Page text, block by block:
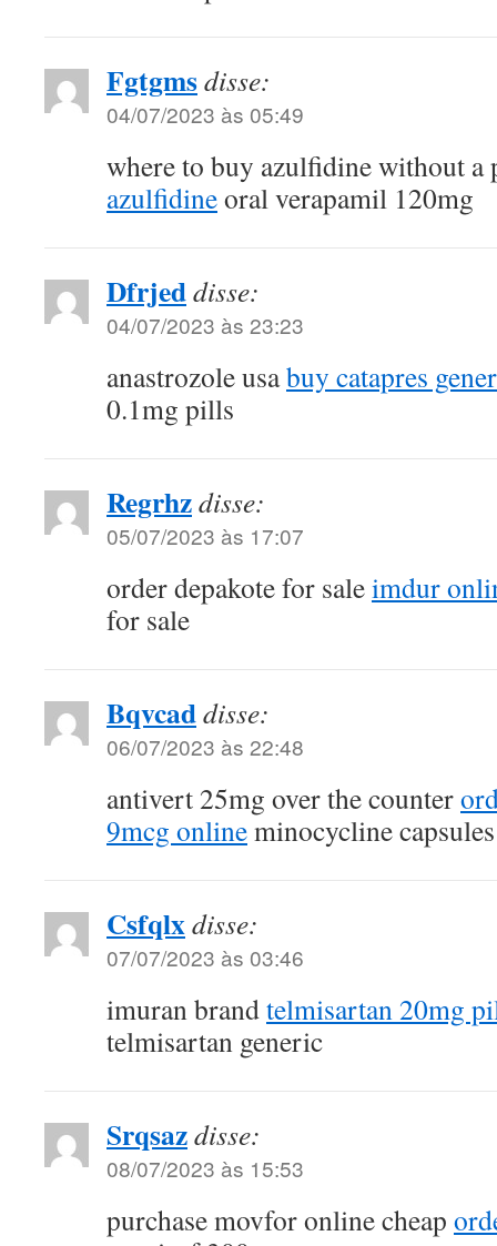
Fgtgmsdisse:
04/07/2023 às 05:49
where to buy azulfidine without
azulfidineoral verapamil 120mg
Dfrjeddisse:
04/07/2023 às 23:23
anastrozole usabuy catapres
0.1mg pills
Regrhzdisse:
05/07/2023 às 17:07
order depakote for saleimdur
for sale
Bqvcaddisse:
06/07/2023 às 22:48
antivert 25mg over the counter
9mcg onlineminocycline capsules
Csfqlxdisse:
07/07/2023 às 03:46
imuran brandtelmisartan 20mg
telmisartan generic
Srqsazdisse:
08/07/2023 às 15:53
purchase movfor online cheap